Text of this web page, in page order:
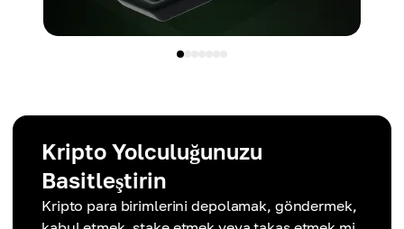
Kripto Yolculuğunuzu
Basitleştirin
Kripto para birimlerini depolamak, göndermek,